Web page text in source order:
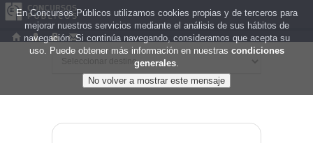
En Concursos Públicos utilizamos cookies propias y de terceros para
mejorar nuestros servicios mediante el análisis de sus hábitos de
navegación. Si continúa navegando, consideramos que acepta su
uso. Puede obtener más información en nuestras condiciones
generales.